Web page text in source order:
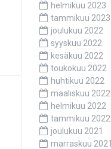
helmikuu 2023
tammikuu 2023
joulukuu 2022
syyskuu 2022
kesäkuu 2022
toukokuu 2022
huhtikuu 2022
maaliskuu 2022
helmikuu 2022
tammikuu 2022
joulukuu 2021
marraskuu 2021